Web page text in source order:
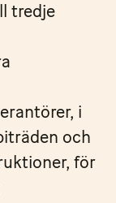
tredje
i
och
för